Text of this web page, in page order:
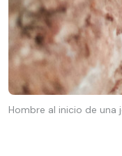
Hombre al inicio de una